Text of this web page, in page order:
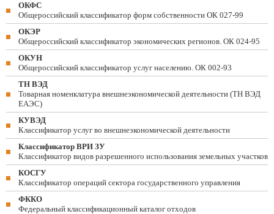
ОКФС
Общероссийский классификатор форм собственности ОК 027-99
ОКЭР
Общероссийский классификатор экономических регионов. ОК 024-95
ОКУН
Общероссийский классификатор услуг населению. ОК 002-93
ТН ВЭД
Товарная номенклатура внешнеэкономической деятельности (ТН ВЭД
ЕАЭС)
КУВЭД
Классификатор услуг во внешнеэкономической деятельности
Классификатор ВРИ ЗУ
Классификатор видов разрешенного использования земельных участков
КОСГУ
Классификатор операций сектора государственного управления
ФККО
Федеральный классификационный каталог отходов